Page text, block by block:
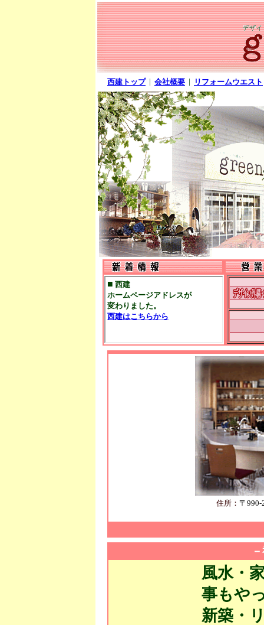
西建トップ 会社概要 リフォームウエスト
住所： 〒
風水・
事もや
新築・